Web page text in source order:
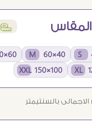
المقاس í
40×60 M
60×90 L
100×150 XXL
بالسنتيمتر